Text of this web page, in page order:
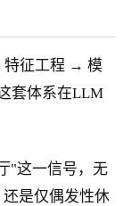
征工程 → 模
套体系在LLM
"这一信号，无
是仅偶发性休